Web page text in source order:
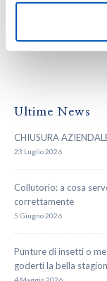
Ultime News
CHIUSURA
23 Luglio 2026
Collutorio: a cosa
correttamente
5 Giugno 2026
Punture di insetti o
goderti la bella